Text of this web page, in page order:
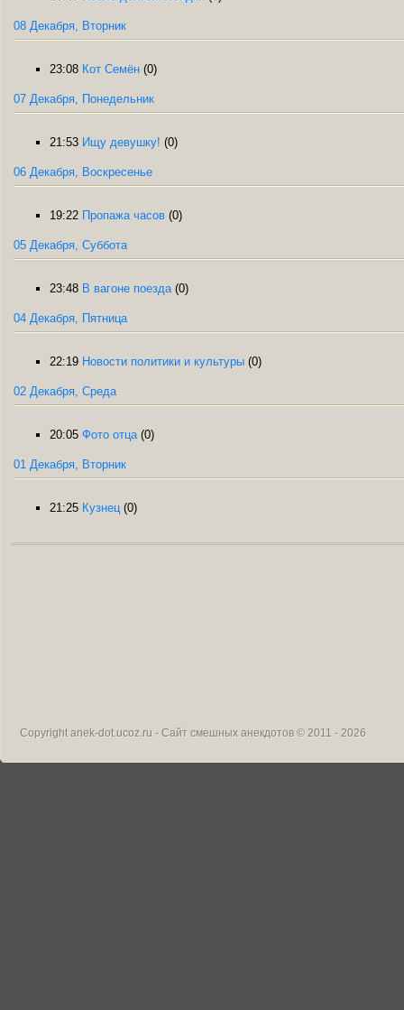
08 Декабря, Вторник
23:08 Кот Семён (0)
07 Декабря, Понедельник
21:53 Ищу девушку! (0)
06 Декабря, Воскресенье
19:22 Пропажа часов (0)
05 Декабря, Суббота
23:48 В вагоне поезда (0)
04 Декабря, Пятница
22:19 Новости политики и культуры (0)
02 Декабря, Среда
20:05 Фото отца (0)
01 Декабря, Вторник
21:25 Кузнец (0)
Copyrightanek-dot.ucoz.ru - Сайт смешных анекдотов © 2011 - 2026